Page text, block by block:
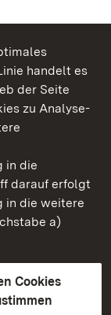
handelt es
der Seite
zu Analyse-
in die
darauf erfolgt
in die weitere
a)
Cookies